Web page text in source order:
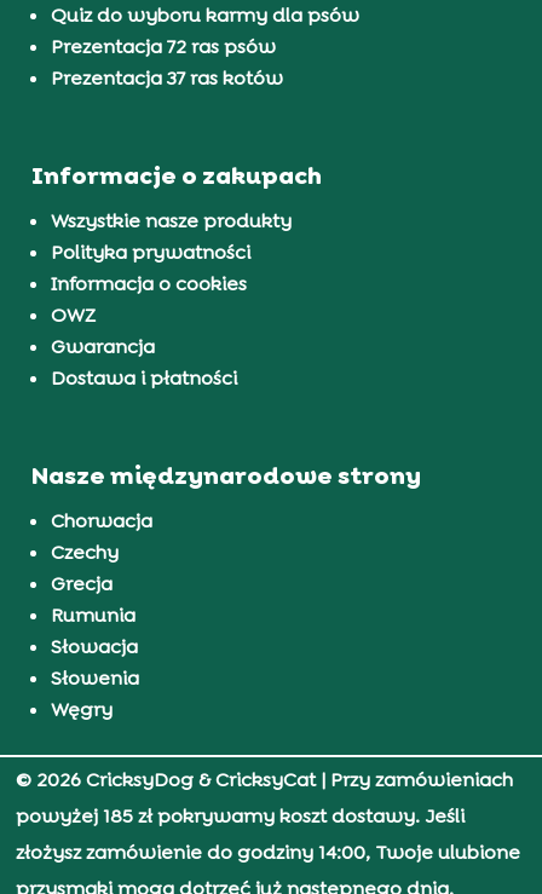
Quiz do wyboru karmy dla psów
Prezentacja 72 ras psów
Prezentacja 37 ras kotów
Informacje o zakupach
Wszystkie nasze produkty
Polityka prywatności
Informacja o cookies
OWZ
Gwarancja
Dostawa i płatności
Nasze międzynarodowe strony
Chorwacja
Czechy
Grecja
Rumunia
Słowacja
Słowenia
Węgry
© 2026 CricksyDog & CricksyCat| Przy zamówieniach
powyżej 185 zł pokrywamy koszt dostawy. Jeśli
złożysz zamówienie do godziny 14:00, Twoje ulubione
przysmaki mogą dotrzeć już następnego dnia.